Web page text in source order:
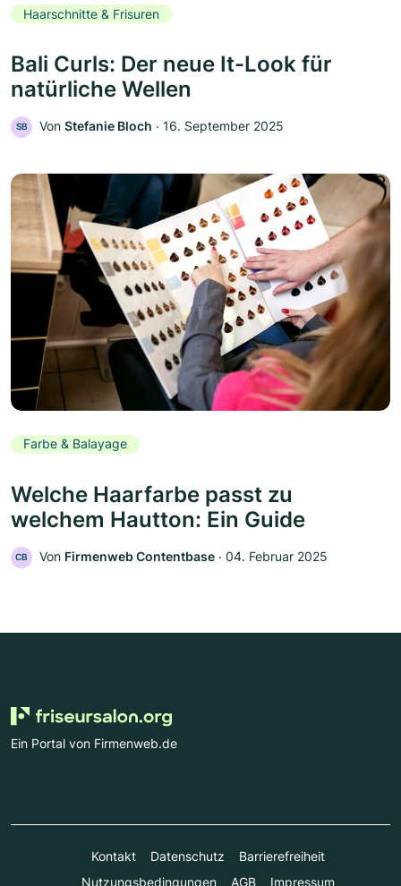
Haarschnitte & Frisuren
Bali Curls: Der neue It-Look für
natürliche Wellen
SB Von Stefanie Bloch ‧ 16. September 2025
Farbe & Balayage
Welche Haarfarbe passt zu
welchem Hautton: Ein Guide
CB Von Firmenweb Contentbase ‧ 04. Februar 2025
Ein Portal von Firmenweb.de
Kontakt Datenschutz
Barrierefreiheit
Nutzungsbedingungen
AGB Impressum